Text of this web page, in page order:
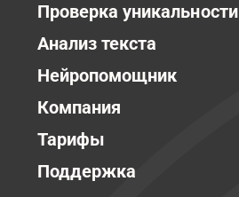
Проверка уникальности
Анализ текста
Нейропомощник
Компания
Тарифы
Поддержка